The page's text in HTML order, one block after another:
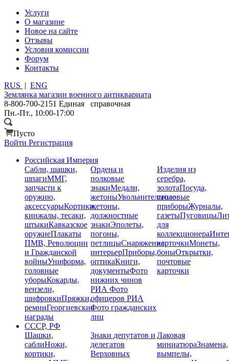
Услуги
О магазине
Новое на сайте
Отзывы
Условия комиссии
Форум
Контакты
RUS | ENG
Землянка магазин военного антиквариата
8-800-700-2151 Единая справочная
Пн.-Пт., 10:00-17:00
Пусто
Войти Регистрация
Российская Империя
Сабли, шашки,
шпагиММГ,
запчасти к
оружию,
аксессуарыКортики,
кинжалы, тесаки,
штыкиКавказское
оружиеПлакаты
ПМВ, Революции
и Гражданской
войныУниформа,
головные
уборыКокарды,
вензели,
шифровкиПряжки,
ремниГеоргиевские
награды
Ордена и
полковые
знакиМедали,
жетоныУвольнительные
жетоны,
должностные
знакиЭполеты,
погоны,
петлицыСнаряжение,
интерьерПриборы,
оптикаКниги,
документыФото
нижних чинов
РИАФото
офицеров РИА
Фото гражданских
лиц
Изделия из
серебра,
золотаПосуда,
столовые
приборыЖурналы,
газетыПуговицы
для
коллекционера
карточкиМонеты,
боныОткрытки,
почтовые
карточки
СССР, РФ
Шашки,
саблиНожи,
кортики,
Знаки депутатов и
делегатов
Верховных
Лаковая
миниатюраЗнамена,
вымпелы,